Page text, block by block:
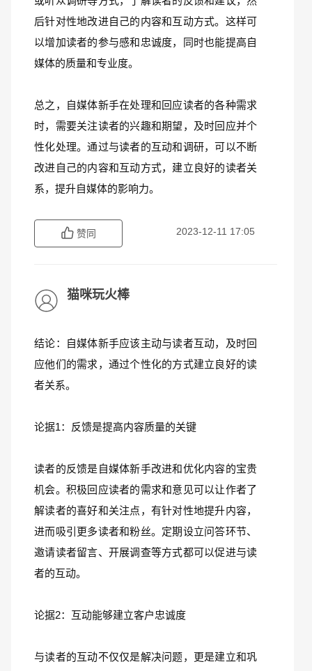
后针对性地改进自己的内容和互动方式。这样可
以增加读者的参与感和忠诚度，同时也能提高自
媒体的质量和专业度。
总之，自媒体新手在处理和回应读者的各种需求
时，需要关注读者的兴趣和期望，及时回应并个
性化处理。通过与读者的互动和调研，可以不断
改进自己的内容和互动方式，建立良好的读者关
系，提升自媒体的影响力。
赞同 2023-12-11 17:05
猫咪玩火棒
结论：自媒体新手应该主动与读者互动，及时回
应他们的需求，通过个性化的方式建立良好的读
者关系。
论据1：反馈是提高内容质量的关键
读者的反馈是自媒体新手改进和优化内容的宝贵
机会。积极回应读者的需求和意见可以让作者了
解读者的喜好和关注点，有针对性地提升内容，
进而吸引更多读者和粉丝。定期设立问答环节、
邀请读者留言、开展调查等方式都可以促进与读
者的互动。
论据2：互动能够建立客户忠诚度
与读者的互动不仅仅是解决问题，更是建立和巩